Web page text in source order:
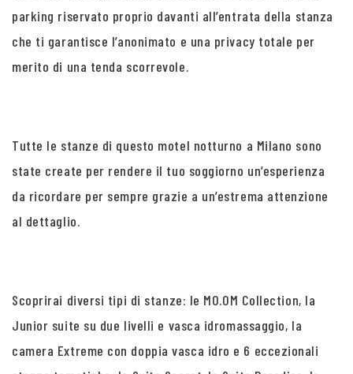
parking riservato proprio davanti all’entrata della stanza
che ti garantisce l’anonimato e una privacy totale per
merito di una tenda scorrevole.
Tutte le stanze di questo motel notturno a Milano sono
state create per rendere il tuo soggiorno un’esperienza
da ricordare per sempre grazie a un’estrema attenzione
al dettaglio.
Scoprirai diversi tipi di stanze: le MO.OM Collection, la
Junior suite su due livelli e vasca idromassaggio, la
camera Extreme con doppia vasca idro e 6 eccezionali